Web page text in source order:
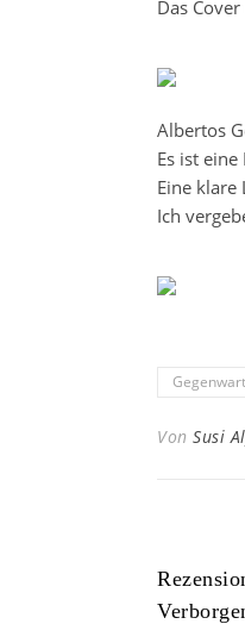
Das
Albertos
Es ist
Eine klare
Ich
Von Susi